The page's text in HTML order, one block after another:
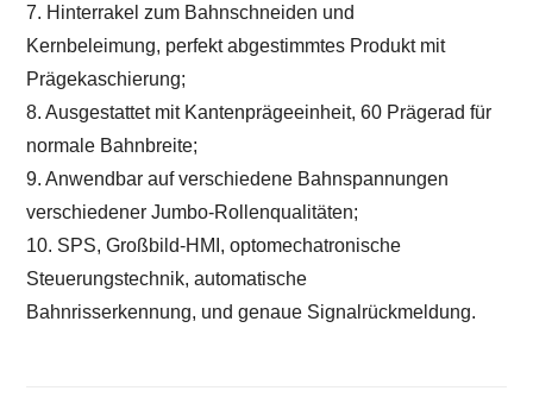
7. Hinterrakel zum Bahnschneiden und
Kernbeleimung, perfekt abgestimmtes Produkt mit
Prägekaschierung;
8. Ausgestattet mit Kantenprägeeinheit, 60 Prägerad für
normale Bahnbreite;
9. Anwendbar auf verschiedene Bahnspannungen
verschiedener Jumbo-Rollenqualitäten;
10. SPS, Großbild-HMI, optomechatronische
Steuerungstechnik, automatische
Bahnrisserkennung, und genaue Signalrückmeldung.